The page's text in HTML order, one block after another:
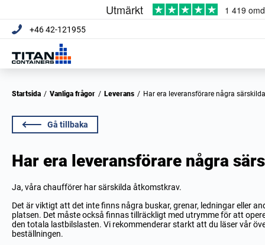
+46 42-121955
Startsida / Vanliga frågor / Leverans / Har era leveransförare några
Gå tillbaka
Har era leveransförare några
Ja, våra chaufförer har särskilda åtkomstkrav.
Det är viktigt att det inte finns några buskar, grenar, ledningar eller
platsen. Det måste också finnas tillräckligt med utrymme för att
den totala lastbilslasten. Vi rekommenderar starkt att du läser vår
beställningen.